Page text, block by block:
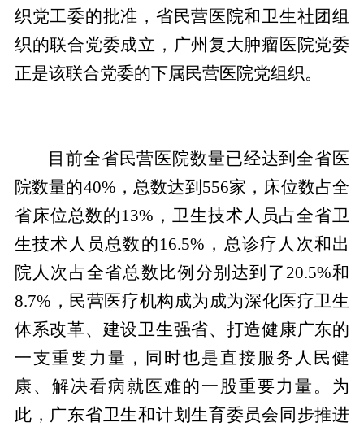
织党工委的批准，省民营医院和卫生社团组
织的联合党委成立，广州复大肿瘤医院党委
正是该联合党委的下属民营医院党组织。
目前全省民营医院数量已经达到全省医
院数量的40%，总数达到556家，床位数占全
省床位总数的13%，卫生技术人员占全省卫
生技术人员总数的16.5%，总诊疗人次和出
院人次占全省总数比例分别达到了20.5%和
8.7%，民营医疗机构成为成为深化医疗卫生
体系改革、建设卫生强省、打造健康广东的
一支重要力量，同时也是直接服务人民健
康、解决看病就医难的一股重要力量。为
此，广东省卫生和计划生育委员会同步推进